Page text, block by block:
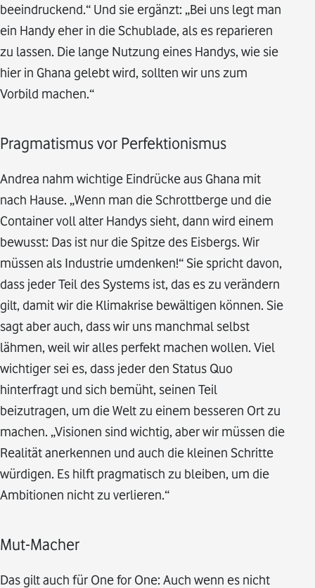
beeindruckend.“ Und sie ergänzt: „Bei uns legt man
ein Handy eher in die Schublade, als es reparieren
zu lassen. Die lange Nutzung eines Handys, wie sie
hier in Ghana gelebt wird, sollten wir uns zum
Vorbild machen.“
Pragmatismus vor Perfektionismus
Andrea nahm wichtige Eindrücke aus Ghana mit
nach Hause. „Wenn man die Schrottberge und die
Container voll alter Handys sieht, dann wird einem
bewusst: Das ist nur die Spitze des Eisbergs. Wir
müssen als Industrie umdenken!“ Sie spricht davon,
dass jeder Teil des Systems ist, das es zu verändern
gilt, damit wir die Klimakrise bewältigen können. Sie
sagt aber auch, dass wir uns manchmal selbst
lähmen, weil wir alles perfekt machen wollen. Viel
wichtiger sei es, dass jeder den Status Quo
hinterfragt und sich bemüht, seinen Teil
beizutragen, um die Welt zu einem besseren Ort zu
machen. „Visionen sind wichtig, aber wir müssen die
Realität anerkennen und auch die kleinen Schritte
würdigen. Es hilft pragmatisch zu bleiben, um die
Ambitionen nicht zu verlieren.“
Mut-Macher
Das gilt auch für One for One: Auch wenn es nicht